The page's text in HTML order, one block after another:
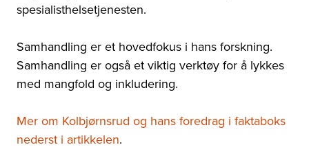
spesialisthelsetjenesten.
Samhandling er et hovedfokus i hans forskning.
Samhandling er også et viktig verktøy for å lykkes
med mangfold og inkludering.
Mer om Kolbjørnsrud og hans foredrag i faktaboks
nederst i artikkelen.